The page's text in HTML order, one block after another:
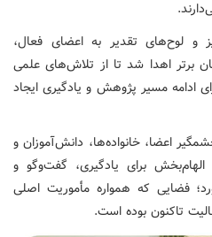
و لوح‌های تقدیر به اعضای فعال،
برتر اهدا شد تا از تلاش‌های علمی
ادامه مسیر پژوهش و یادگیری ایجاد
اعضا، خانواده‌ها، دانش‌آموزان و
برای یادگیری، گفت‌وگو و
فضایی که همواره مأموریت اصلی
تاکنون بوده است.